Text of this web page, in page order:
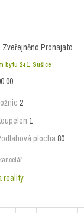
ZveřejněnoPronajato
bytu 2+1, Sušice
2
1
plocha80
reality